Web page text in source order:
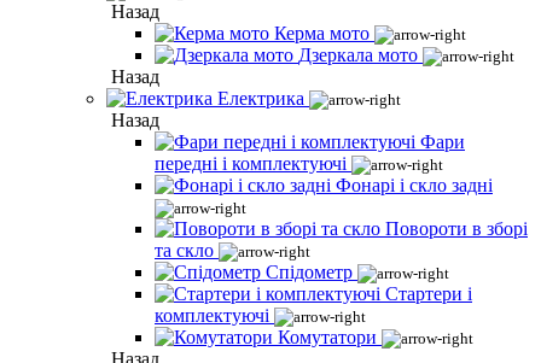
Назад
Керма мото
Дзеркала мото
Назад
Електрика
Назад
Фари
передні і комплектуючі
Фонарі і скло задні
Повороти в зборі
та скло
Спідометр
Стартери і
комплектуючі
Комутатори
Назад